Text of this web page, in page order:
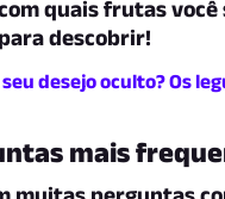
quais frutas
descobrir!
seu desejo oculto? Os
mais